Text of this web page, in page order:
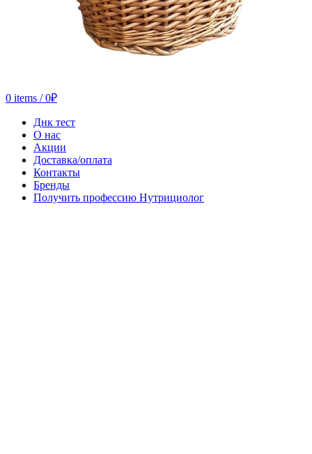
0 items / 0₽
Днк тест
О нас
Акции
Доставка/оплата
Контакты
Бренды
Получить профессию Нутрициолог